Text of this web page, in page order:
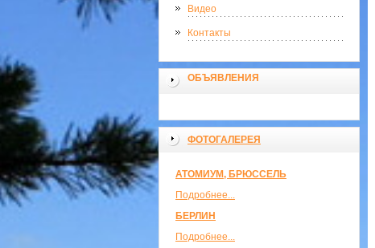
Видео
Контакты
ОБЪЯВЛЕНИЯ
ФОТОГАЛЕРЕЯ
АТОМИУМ, БРЮССЕЛЬ
Подробнее...
БЕРЛИН
Подробнее...